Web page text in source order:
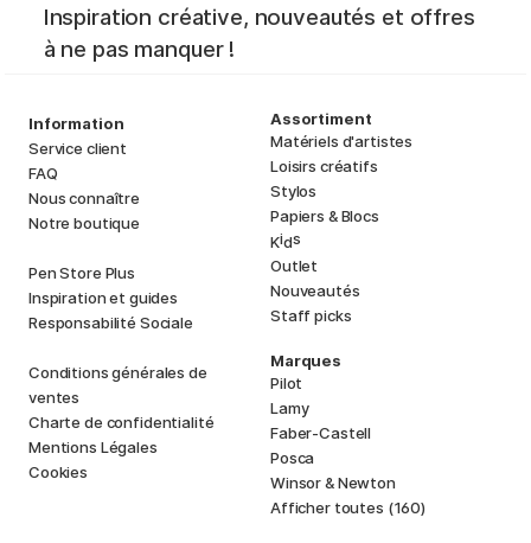
Inspiration créative, nouveautés et offres
à ne pas manquer !
Information
Service client
FAQ
Nous connaître
Notre boutique
Pen Store Plus
Inspiration et guides
Responsabilité Sociale
Conditions générales de
ventes
Charte de confidentialité
Mentions Légales
Cookies
Assortiment
Matériels d'artistes
Loisirs créatifs
Stylos
Papiers & Blocs
Kids
Outlet
Nouveautés
Staff picks
Marques
Pilot
Lamy
Faber-Castell
Posca
Winsor & Newton
Afficher toutes (160)